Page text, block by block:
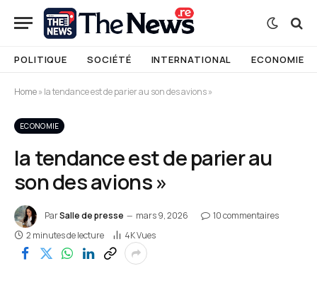
POLITIQUE SOCIÉTÉ INTERNATIONAL ECONOMIE
Home»la tendance est de parier au son des avions »
ECONOMIE
la tendance est de parier au
son des avions »
ParSalle de presse mars 9, 2026
10 commentaires
2 minutes de lecture
4KVues